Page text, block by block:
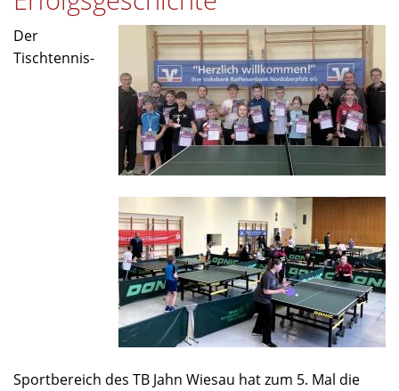
Der
Tischtennis-
Sportbereich des TB Jahn Wiesau hat zum 5. Mal die